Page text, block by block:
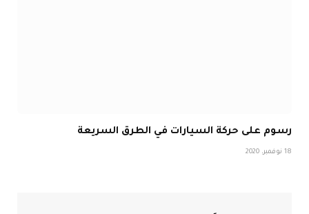
رسوم على حركة السيارات في الطرق السريعة
18 نوفمبر، 2020